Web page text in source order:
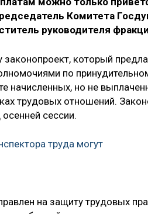
Комитета
руководителя
который
по
начисленных, но не
трудовых отношений.
сессии.
труда могут
на защиту трудовых